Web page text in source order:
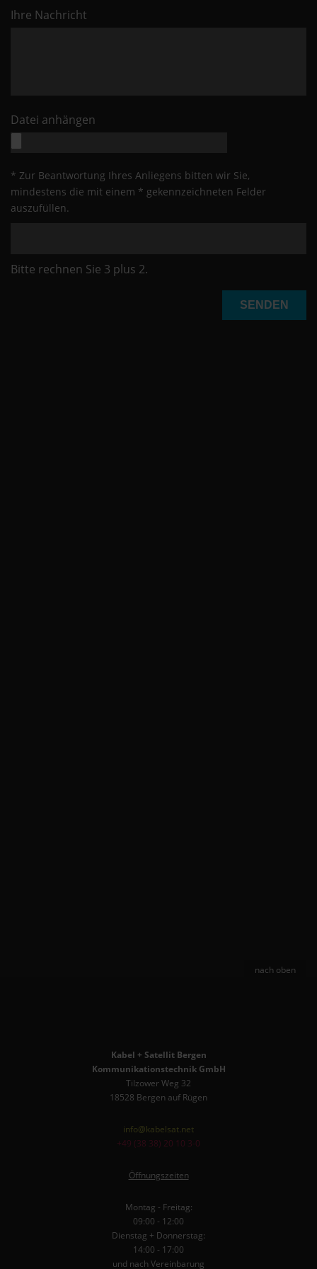
Ihre Nachricht
Datei anhängen
* Zur Beantwortung Ihres Anliegens bitten wir Sie,
mindestens die mit einem * gekennzeichneten Felder
auszufüllen.
Bitte rechnen Sie 3 plus 2.
SENDEN
Kabel + Satellit Bergen
Kommunikationstechnik GmbH
Tilzower Weg 32
18528 Bergen auf Rügen
info@kabelsat.net
+49 (38 38) 20 10 3-0
Öffnungszeiten
Montag - Freitag:
09:00 - 12:00
Dienstag + Donnerstag:
14:00 - 17:00
und nach Vereinbarung
nach oben